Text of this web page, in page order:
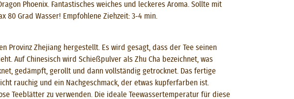
Phoenix. Fantastisches weiches und leckeres Aroma. Sollte mit
80 Grad Wasser! Empfohlene Ziehzeit: 3-4 min.
Provinz Zhejiang hergestellt. Es wird gesagt, dass der Tee seinen
Auf Chinesisch wird Schießpulver als Zhu Cha bezeichnet, was
gedämpft, gerollt und dann vollständig getrocknet. Das fertige
rauchig und ein Nachgeschmack, der etwas kupferfarben ist.
Teeblätter zu verwenden. Die ideale Teewassertemperatur für diese